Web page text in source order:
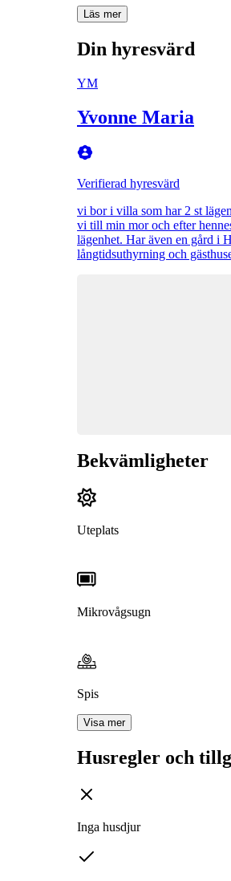
Läs mer
Din hyresvärd
YM
Yvonne Maria
Verifierad hyresvärd
vi bor i villa som har 2 st
vi till min mor och efter
lägenhet. Har även en gård i
långtidsuthyrning och
Bekvämligheter
Uteplats
Mikrovågsugn
Spis
Visa mer
Husregler och
Inga husdjur